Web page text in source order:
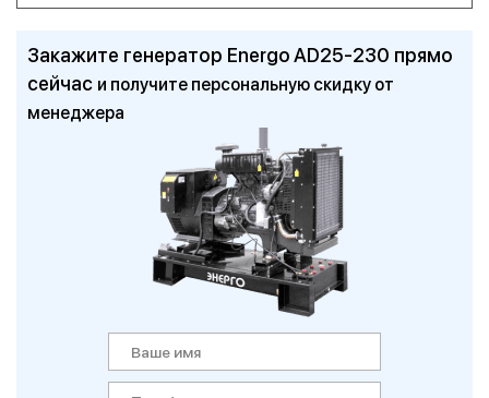
Закажите генератор Energo AD25-230 прямо
сейчас и получите персональную скидку от
менеджера